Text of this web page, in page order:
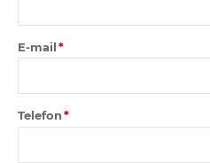
E-mail
Telefon